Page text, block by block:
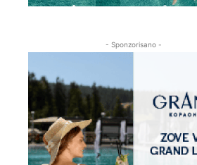
- Sponzorisano -